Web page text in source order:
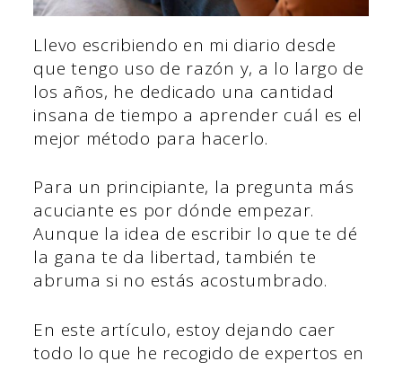
Llevo escribiendo en mi diario desde
que tengo uso de razón y, a lo largo de
los años, he dedicado una cantidad
insana de tiempo a aprender cuál es el
mejor método para hacerlo.
Para un principiante, la pregunta más
acuciante es por dónde empezar.
Aunque la idea de escribir lo que te dé
la gana te da libertad, también te
abruma si no estás acostumbrado.
En este artículo, estoy dejando caer
todo lo que he recogido de expertos en